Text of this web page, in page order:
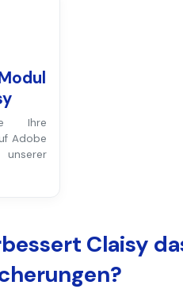
Ihre
Adobe
unserer
Claisy